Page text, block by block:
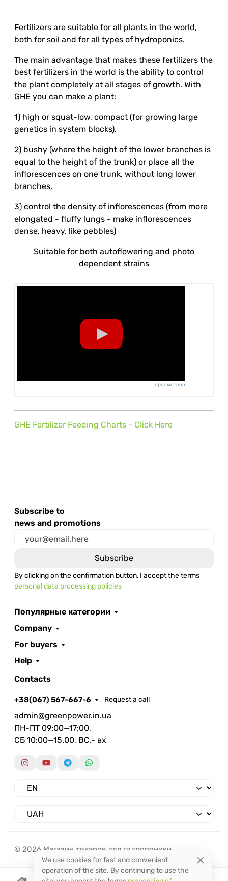
Fertilizers are suitable for all plants in the world,
both for soil and for all types of hydroponics.
The main advantage that makes these fertilizers the
best fertilizers in the world is the ability to control
the plant completely at all stages of growth. With
GHE you can make a plant:
1) high or squat-low, compact (for growing large
genetics in system blocks),
2) bushy (where the height of the lower branches is
equal to the height of the trunk) or place all the
inflorescences on one trunk, without long lower
branches,
3) control the density of inflorescences (from more
elongated - fluffy lungs - make inflorescences
dense, heavy, like pebbles)
Suitable for both autoflowering and photo
dependent strains
просмотров
GHE Fertilizer Feeding Charts - Click Here
Subscribe to
news and promotions
By clicking on the confirmation button, I accept the terms
personal data processing policies
Популярные категории
Company
For buyers
Help
Contacts
+38(067) 567-667-6 Request a call
admin@greenpower.in.ua
ПН-ПТ 09:00—17:00,
СБ 10:00—15.00, ВС.- вх
© 2026 Магазин товаров для гидропоники.
We use cookies for fast and convenient
operation of the site. By continuing to use the